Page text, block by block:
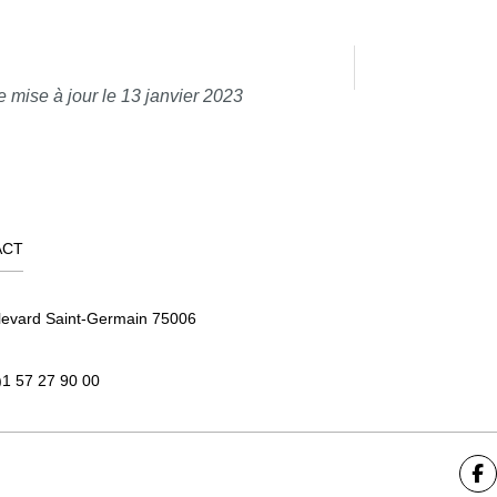
mise à jour le 13 janvier 2023
Saint-Germain 75006
57 27 90 00